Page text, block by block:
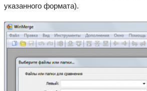
указанного формата).